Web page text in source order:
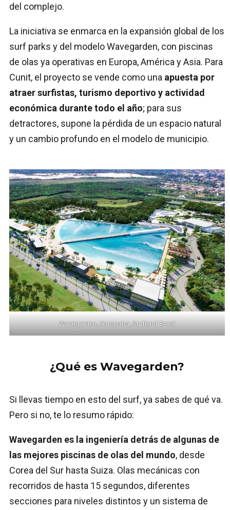
del complejo.
La iniciativa se enmarca en la expansión global de los
surf parks y del modelo Wavegarden, con piscinas
de olas ya operativas en Europa, América y Asia. Para
Cunit, el proyecto se vende como una apuesta por
atraer surfistas, turismo deportivo y actividad
económica durante todo el año; para sus
detractores, supone la pérdida de un espacio natural
y un cambio profundo en el modelo de municipio.
Wavegarden, Garopaba, Surfland Brasil
¿Qué es Wavegarden?
Si llevas tiempo en esto del surf, ya sabes de qué va.
Pero si no, te lo resumo rápido:
Wavegarden es la ingeniería detrás de algunas de
las mejores piscinas de olas del mundo, desde
Corea del Sur hasta Suiza. Olas mecánicas con
recorridos de hasta 15 segundos, diferentes
secciones para niveles distintos y un sistema de